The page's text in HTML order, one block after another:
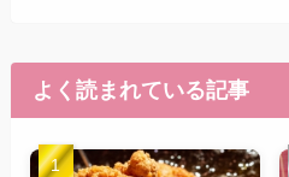
よく読まれている記事